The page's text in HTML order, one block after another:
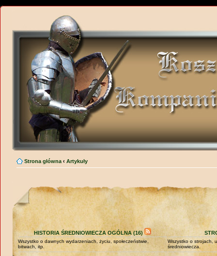
Strona główna ‹ Artykuły
HISTORIA ŚREDNIOWIECZA OGÓLNA (16)
Wszystko o dawnych wydarzeniach, życiu, społeczeństwie,
bitwach, itp.
Wszystko o strojach,
średniowiecza.